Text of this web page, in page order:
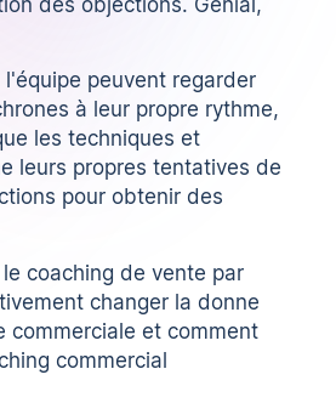
l'équipe peuvent regarder
à leur propre rythme,
les techniques et
leurs propres tentatives de
pour obtenir des
coaching de vente par
changer la donne
commerciale et comment
commercial